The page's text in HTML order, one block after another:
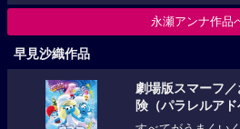
永瀬アンナ作品
早見沙織作品
劇場版スマーフ
険（パラレルアド